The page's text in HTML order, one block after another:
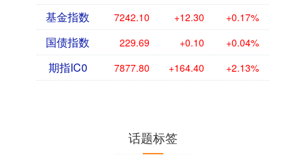
基金指数 7242.10 +12.30 +0.17%
国债指数 229.69 +0.10 +0.04%
期指IC0 7877.80 +164.40 +2.13%
话题标签